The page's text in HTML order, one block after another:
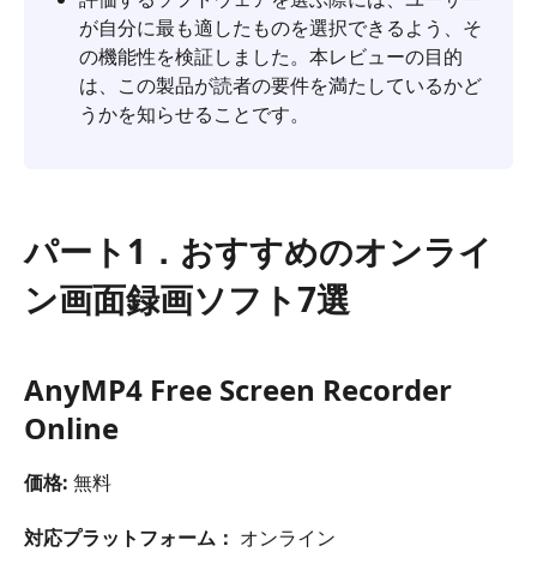
が自分に最も適したものを選択できるよう、そ
の機能性を検証しました。本レビューの目的
は、この製品が読者の要件を満たしているかど
うかを知らせることです。
パート1．おすすめのオンライ
ン画面録画ソフト7選
AnyMP4 Free Screen Recorder
Online
価格: 無料
対応プラットフォーム： オンライン